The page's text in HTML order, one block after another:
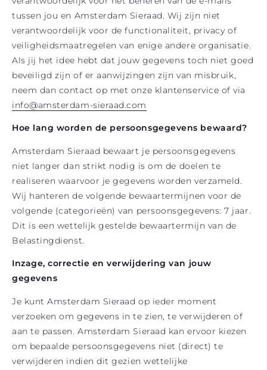
tussen jou en Amsterdam Sieraad. Wij zijn niet
verantwoordelijk voor de functionaliteit, privacy of
veiligheidsmaatregelen van enige andere organisatie.
Als jij het idee hebt dat jouw gegevens toch niet goed
beveiligd zijn of er aanwijzingen zijn van misbruik,
neem dan contact op met onze klantenservice of via
info@amsterdam-sieraad.com
Hoe lang worden de persoonsgegevens bewaard?
Amsterdam Sieraad bewaart je persoonsgegevens
niet langer dan strikt nodig is om de doelen te
realiseren waarvoor je gegevens worden verzameld.
Wij hanteren de volgende bewaartermijnen voor de
volgende (categorieën) van persoonsgegevens: 7 jaar.
Dit is een wettelijk gestelde bewaartermijn van de
Belastingdienst.
Inzage, correctie en verwijdering van jouw
gegevens
Je kunt Amsterdam Sieraad op ieder moment
verzoeken om gegevens in te zien, te verwijderen of
aan te passen. Amsterdam Sieraad kan ervoor kiezen
om bepaalde persoonsgegevens niet (direct) te
verwijderen indien dit gezien wettelijke